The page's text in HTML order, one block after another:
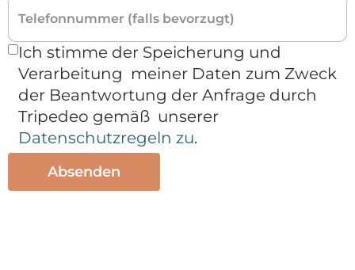
Ich stimme der Speicherung und
Verarbeitung meiner Daten zum Zweck
der Beantwortung der Anfrage durch
Tripedeo gemäß unserer
Datenschutzregeln zu.